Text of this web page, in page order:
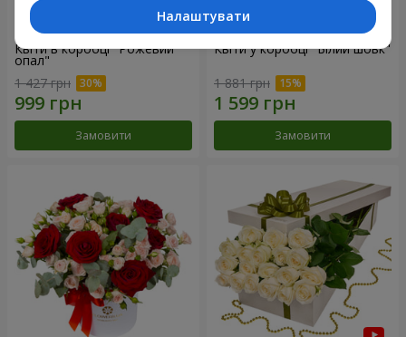
Квіти в коробці "Рожевий
опал"
1 427 грн
Замовити
Квіти у коробці "Білий шовк"
1 881 грн
Замовити
Налаштувати